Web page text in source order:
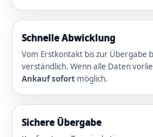
Schnelle Abwicklung
Vom Erstkontakt bis zur Übergabe
verständlich. Wenn alle Daten
Ankauf sofort möglich.
Sichere Übergabe